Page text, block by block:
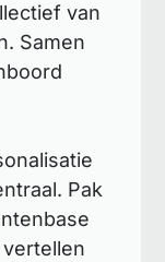
van
Samen
Pak